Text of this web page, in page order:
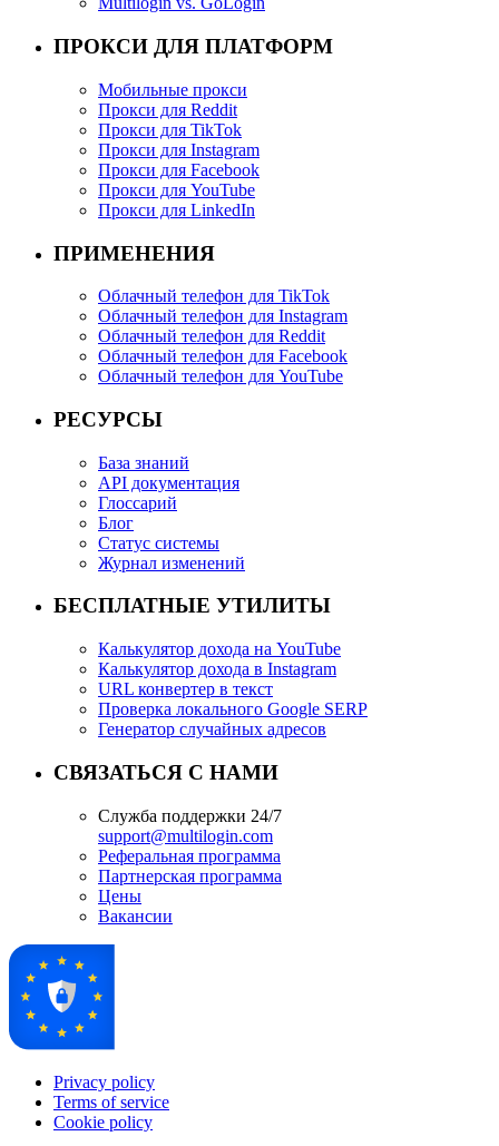
ПРОКСИ ДЛЯ ПЛАТФОРМ
Мобильные прокси
Прокси для Reddit
Прокси для TikTok
Прокси для Instagram
Прокси для Facebook
Прокси для YouTube
Прокси для LinkedIn
ПРИМЕНЕНИЯ
Облачный телефон для TikTok
Облачный телефон для Instagram
Облачный телефон для Reddit
Облачный телефон для Facebook
Облачный телефон для YouTube
РЕСУРСЫ
База знаний
API документация
Глоссарий
Блог
Статус системы
Журнал изменений
БЕСПЛАТНЫЕ УТИЛИТЫ
Калькулятор дохода на YouTube
Калькулятор дохода в Instagram
URL конвертер в текст
Проверка локального Google SERP
Генератор случайных адресов
СВЯЗАТЬСЯ С НАМИ
Служба поддержки 24/7
support@multilogin.com
Реферальная программа
Партнерская программа
Цены
Вакансии
Privacy policy
Terms of service
Cookie policy